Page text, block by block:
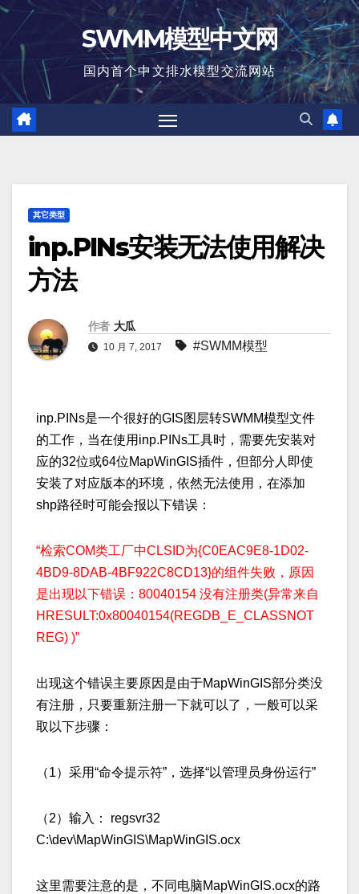
跳
至
SWMM模型中文网
国内首个中文排水模型交流网站
其它类型
inp.PINs安装无法使用解决
方法
作者 大瓜
10 月 7, 2017 #SWMM模型
inp.PINs是一个很好的GIS图层转SWMM模型文件
的工作，当在使用inp.PINs工具时，需要先安装对
应的32位或64位MapWinGIS插件，但部分人即使
安装了对应版本的环境，依然无法使用，在添加
shp路径时可能会报以下错误：
“检索COM类工厂中CLSID为{C0EAC9E8-1D02-
4BD9-8DAB-4BF922C8CD13}的组件失败，原因
是出现以下错误：80040154 没有注册类(异常来自
HRESULT:0x80040154(REGDB_E_CLASSNOT
REG) )”
出现这个错误主要原因是由于MapWinGIS部分类没
有注册，只要重新注册一下就可以了，一般可以采
取以下步骤：
（1）采用“命令提示符”，选择“以管理员身份运行”
（2）输入： regsvr32
C:\dev\MapWinGIS\MapWinGIS.ocx
这里需要注意的是，不同电脑MapWinGIS.ocx的路